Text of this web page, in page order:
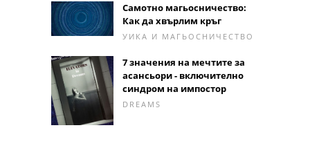
Самотно магьосничество:
Как да хвърлим кръг
УИКА И МАГЬОСНИЧЕСТВО
7 значения на мечтите за
асансьори - включително
синдром на импостор
DREAMS